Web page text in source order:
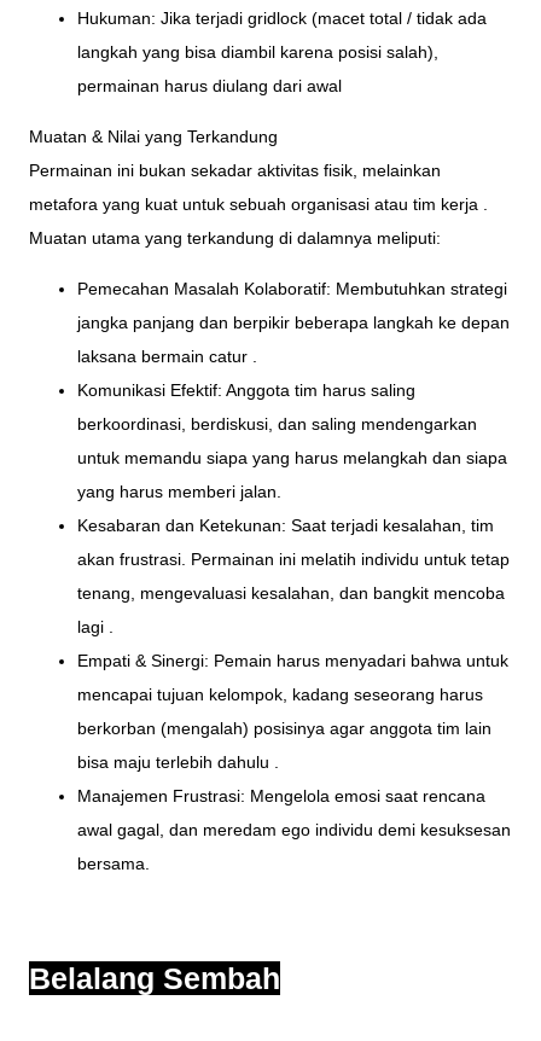
Hukuman: Jika terjadi gridlock (macet total / tidak ada
langkah yang bisa diambil karena posisi salah),
permainan harus diulang dari awal
Muatan & Nilai yang Terkandung
Permainan ini bukan sekadar aktivitas fisik, melainkan
metafora yang kuat untuk sebuah organisasi atau tim kerja .
Muatan utama yang terkandung di dalamnya meliputi:
Pemecahan Masalah Kolaboratif: Membutuhkan strategi
jangka panjang dan berpikir beberapa langkah ke depan
laksana bermain catur .
Komunikasi Efektif: Anggota tim harus saling
berkoordinasi, berdiskusi, dan saling mendengarkan
untuk memandu siapa yang harus melangkah dan siapa
yang harus memberi jalan.
Kesabaran dan Ketekunan: Saat terjadi kesalahan, tim
akan frustrasi. Permainan ini melatih individu untuk tetap
tenang, mengevaluasi kesalahan, dan bangkit mencoba
lagi .
Empati & Sinergi: Pemain harus menyadari bahwa untuk
mencapai tujuan kelompok, kadang seseorang harus
berkorban (mengalah) posisinya agar anggota tim lain
bisa maju terlebih dahulu .
Manajemen Frustrasi: Mengelola emosi saat rencana
awal gagal, dan meredam ego individu demi kesuksesan
bersama.
Belalang Sembah